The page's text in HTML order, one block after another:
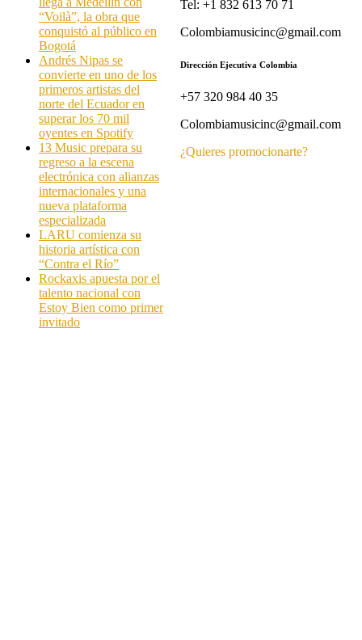
“Voilà”, la obra que
conquistó al público en
Bogotá
Andrés Nipas se
convierte en uno de los
primeros artistas del
norte del Ecuador en
superar los 70 mil
oyentes en Spotify
13 Music prepara su
regreso a la escena
electrónica con alianzas
internacionales y una
nueva plataforma
especializada
LARU comienza su
historia artística con
“Contra el Río”
Rockaxis apuesta por el
talento nacional con
Estoy Bien como primer
invitado
Tel: +1 832 613 70 71
Colombiamusicinc@gmail.com
Dirección Ejecutiva Colombia
+57 320 984 40 35
Colombiamusicinc@gmail.com
¿Quieres promocionarte?